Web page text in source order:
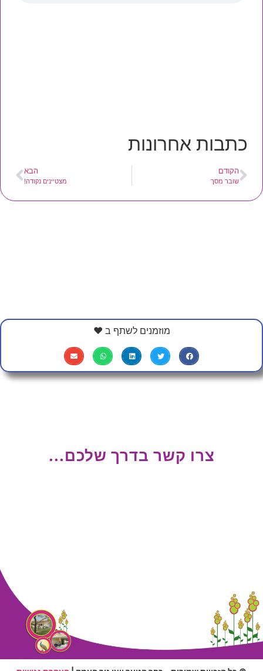
כתבות אחרונות
הקודם
שובר מסך
הבא
מצטיינים נקודה!
מוזמנים לשתף ב ❤
צרו קשר בדרך שלכם...